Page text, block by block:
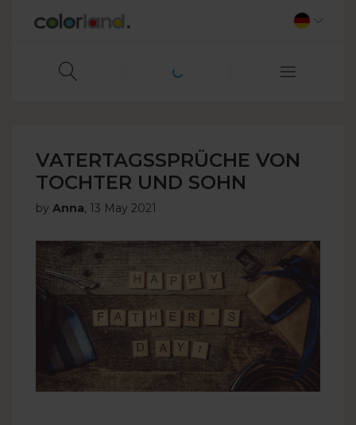
VATERTAGSSPRÜCHE VON
TOCHTER UND SOHN
by Anna, 13 May 2021